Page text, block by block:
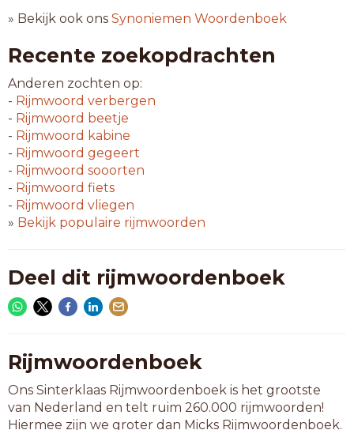
commiezen
eivliezen
franchise
herkiezen
inbliezen
invriezen
karbiezen
markiezen
mestiezen
ombliezen
opbliezen
opvriezen
uitkiezen
verkiezen
verliezen
aanbliezen
doorkiezen
melkkiezen
netvliezen
oogvliezen
» Bekijk ook ons Synoniemen Woordenboek
Recente zoekopdrachten
Anderen zochten op:
- Rijmwoord verbergen
- Rijmwoord beetje
- Rijmwoord kabine
- Rijmwoord gegeert
- Rijmwoord sooorten
- Rijmwoord fiets
- Rijmwoord vliegen
» Bekijk populaire rijmwoorden
Deel dit rijmwoordenboek
Rijmwoordenboek
Ons Sinterklaas Rijmwoordenboek is het grootste
van Nederland en telt ruim 260.000 rijmwoorden!
Hiermee zijn we groter dan Micks Rijmwoordenboek.